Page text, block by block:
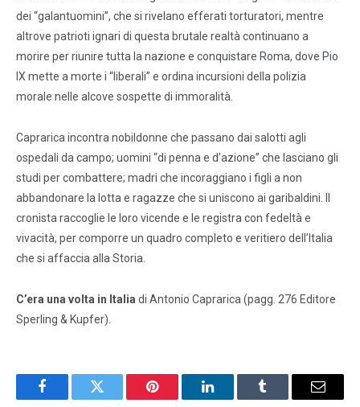
dei “galantuomini”, che si rivelano efferati torturatori, mentre
altrove patrioti ignari di questa brutale realtà continuano a
morire per riunire tutta la nazione e conquistare Roma, dove Pio
IX mette a morte i “liberali” e ordina incursioni della polizia
morale nelle alcove sospette di immoralità.
Caprarica incontra nobildonne che passano dai salotti agli
ospedali da campo; uomini “di penna e d’azione” che lasciano gli
studi per combattere; madri che incoraggiano i figli a non
abbandonare la lotta e ragazze che si uniscono ai garibaldini. Il
cronista raccoglie le loro vicende e le registra con fedeltà e
vivacità, per comporre un quadro completo e veritiero dell’Italia
che si affaccia alla Storia.
C’era una volta in Italia di Antonio Caprarica (pagg. 276 Editore
Sperling & Kupfer).
FacebookTwitter Pinterest LinkedInTumblr Email